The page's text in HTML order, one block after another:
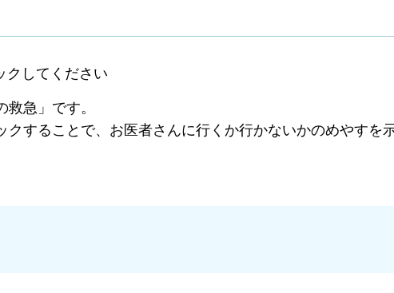
してください
急」です。
クすることで、お医者さんに行くか行かないかのめやすを